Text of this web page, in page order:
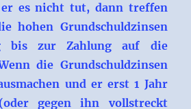
es nicht tut, dann treffen
hohen Grundschuldzinsen
bis zur Zahlung auf die
die Grundschuldzinsen
und er erst 1 Jahr
gegen ihn vollstreckt